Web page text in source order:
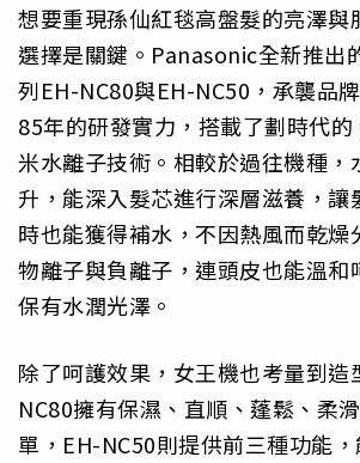
想要重現孫仙紅毯高盤髮的亮澤與
選擇是關鍵。Panasonic全新推出
列EH-NC80與EH-NC50，承襲品
85年的研發實力，搭載了劃時代
米水離子技術。相較於過往機種，
升，能深入髮芯進行深層滋養，讓
時也能獲得補水，不因熱風而乾燥
物離子與負離子，連頭皮也能溫和
保有水潤光澤。
除了呵護效果，女王機也考量到造
NC80擁有保濕、直順、蓬鬆、柔
單，EH-NC50則提供前三種功能